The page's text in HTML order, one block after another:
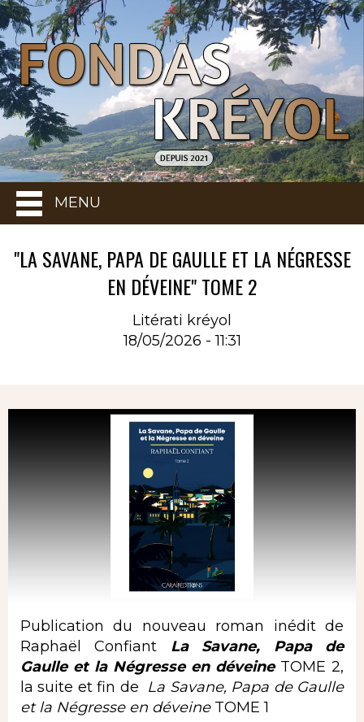
MENU
"LA SAVANE, PAPA DE GAULLE ET LA NÉGRESSE
EN DÉVEINE" TOME 2
Litérati kréyol
18/05/2026 - 11:31
Publication du nouveau roman inédit de
Raphaël Confiant
La Savane, Papa de
Gaulle et la Négresse en déveineTOME 2,
la suite et fin de La Savane, Papa de Gaulle
et la Négresse en déveineTOME 1